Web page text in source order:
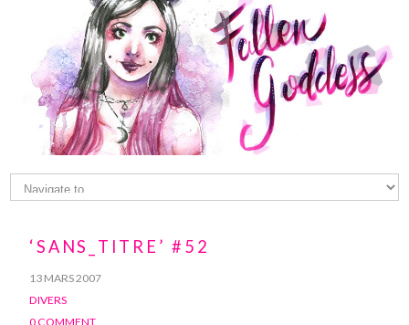
‘SANS_TITRE’ #52
13 MARS 2007
DIVERS
0 COMMENT